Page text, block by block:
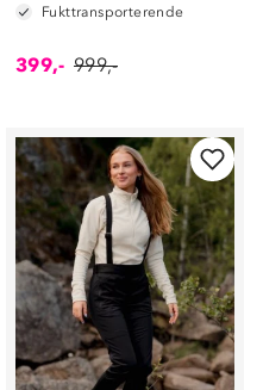
Fukttransporterende
399,- 999,-